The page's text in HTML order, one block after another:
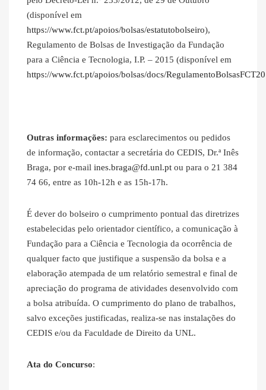
(disponível em
https://www.fct.pt/apoios/bolsas/estatutobolseiro),
Regulamento de Bolsas de Investigação da Fundação
para a Ciência e Tecnologia, I.P. – 2015 (disponível em
https://www.fct.pt/apoios/bolsas/docs/
Outras informações: para esclarecimentos ou pedidos
de informação, contactar a secretária do CEDIS, Dr.ª Inês
Braga, por e-mail ines.braga@fd.unl.pt ou para o 21 384
74 66, entre as 10h-12h e as 15h-17h.
É dever do bolseiro o cumprimento pontual das diretrizes
estabelecidas pelo orientador científico, a comunicação à
Fundação para a Ciência e Tecnologia da ocorrência de
qualquer facto que justifique a suspensão da bolsa e a
elaboração atempada de um relatório semestral e final de
apreciação do programa de atividades desenvolvido com
a bolsa atribuída. O cumprimento do plano de trabalhos,
salvo exceções justificadas, realiza-se nas instalações do
CEDIS e/ou da Faculdade de Direito da UNL.
Ata do Concurso: